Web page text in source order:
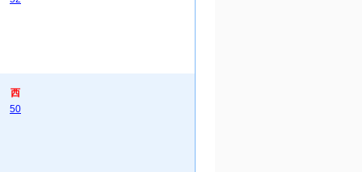
西
50